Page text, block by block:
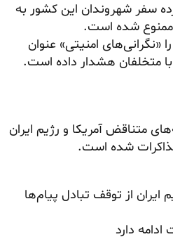
سفر شهروندان این کشور به
ممنوع شده است.
امنیتی» عنوان
با متخلفان هشدار داده است.
متناقض آمریکا و رژیم ایران
مذاکرات شده است.
ایران از توقف تبادل پیام‌ها
ادامه دارد